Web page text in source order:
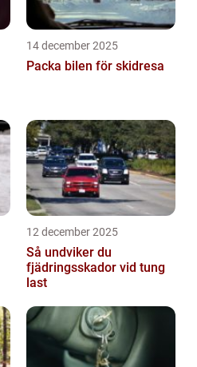
14 december 2025
Packa bilen för skidresa
12 december 2025
Så undviker du
fjädringsskador vid tung
last